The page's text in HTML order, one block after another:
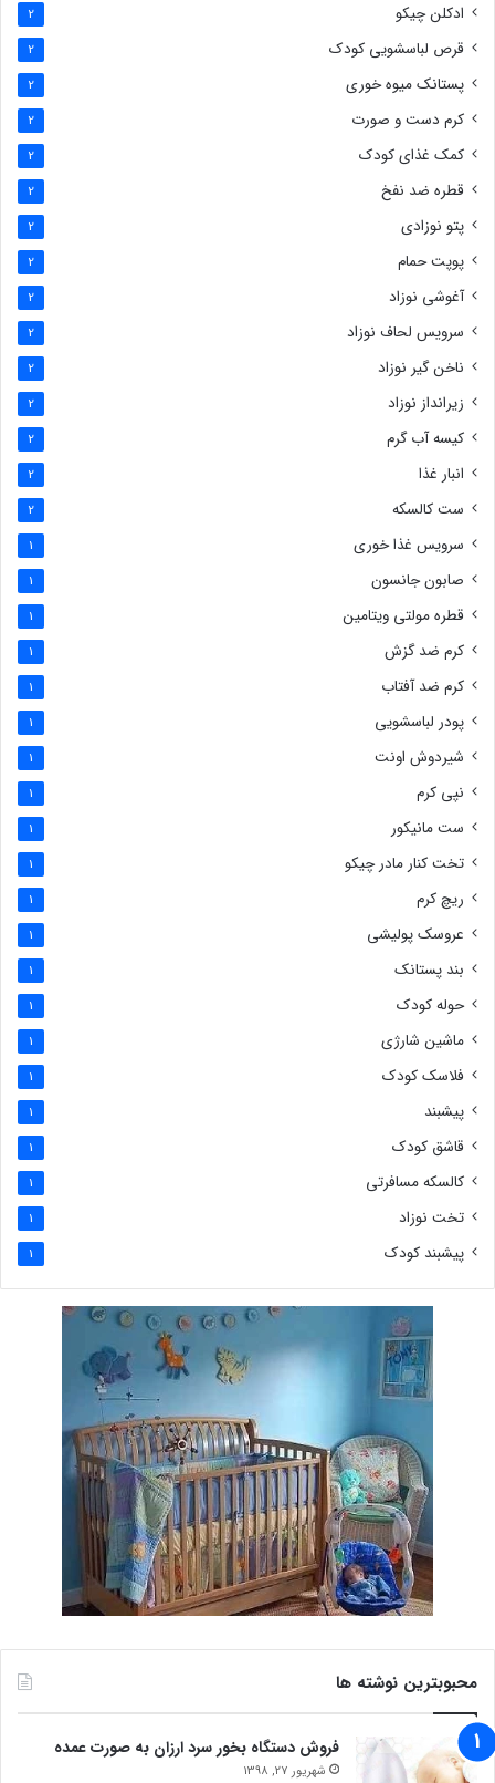
ادکلن چیکو 2
قرص لباسشویی کودک 2
پستانک میوه خوری 2
کرم دست و صورت 2
کمک غذای کودک 2
قطره ضد نفخ 2
پتو نوزادی 2
پوپت حمام 2
آغوشی نوزاد 2
سرویس لحاف نوزاد 2
ناخن گیر نوزاد 2
زیرانداز نوزاد 2
کیسه آب گرم 2
انبار غذا 2
ست کالسکه 2
سرویس غذا خوری 1
صابون جانسون 1
قطره مولتی ویتامین 1
کرم ضد گزش 1
کرم ضد آفتاب 1
پودر لباسشویی 1
شیردوش اونت 1
نپی کرم 1
ست مانیکور 1
تخت کنار مادر چیکو 1
ریچ کرم 1
عروسک پولیشی 1
بند پستانک 1
حوله کودک 1
ماشین شارژی 1
فلاسک کودک 1
پیشبند 1
قاشق کودک 1
کالسکه مسافرتی 1
تخت نوزاد 1
پیشبند کودک 1
محبوبترین نوشته ها
فروش دستگاه بخور سرد ارزان به صورت عمده
شهریور 27, 1398